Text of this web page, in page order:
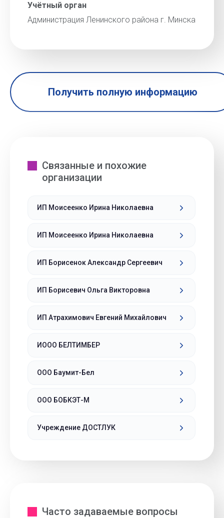
Учётный орган
Администрация Ленинского района г. Минска
Получить полную информацию
Связанные и похожие
организации
ИП Моисеенко Ирина Николаевна
ИП Моисеенко Ирина Николаевна
ИП Борисенок Александр Сергеевич
ИП Борисевич Ольга Викторовна
ИП Атрахимович Евгений Михайлович
ИООО БЕЛТИМБЕР
ООО Баумит-Бел
ООО БОБКЭТ-М
Учреждение ДОСТЛУК
Часто задаваемые вопросы